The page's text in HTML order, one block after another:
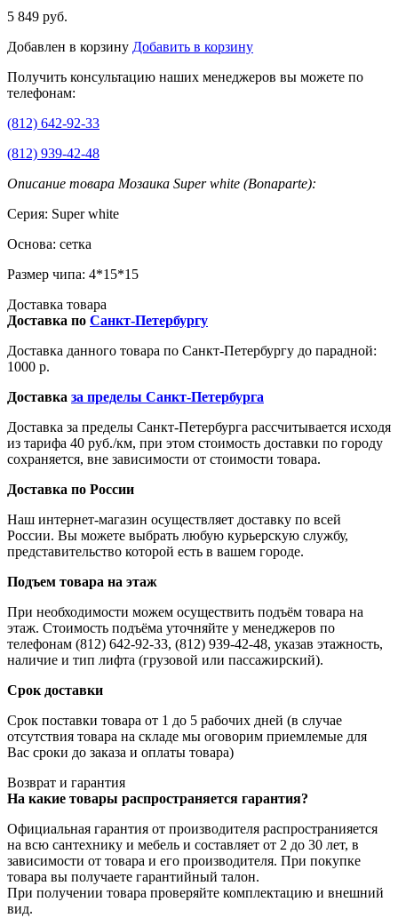
5 849 руб.
Добавлен в корзину Добавить в корзину
Получить консультацию наших менеджеров вы можете по
телефонам:
(812) 642-92-33
(812) 939-42-48
Описание товара Мозаика Super white (Bonaparte):
Серия: Super white
Основа: сетка
Размер чипа: 4*15*15
Доставка товара
Доставка по Санкт-Петербургу
Доставка данного товара по Санкт-Петербургу до парадной:
1000 р.
Доставка за пределы Санкт-Петербурга
Доставка за пределы Санкт-Петербурга рассчитывается исходя
из тарифа 40 руб./км, при этом стоимость доставки по городу
сохраняется, вне зависимости от стоимости товара.
Доставка по России
Наш интернет-магазин осуществляет доставку по всей
России. Вы можете выбрать любую курьерскую службу,
представительство которой есть в вашем городе.
Подъем товара на этаж
При необходимости можем осуществить подъём товара на
этаж. Стоимость подъёма уточняйте у менеджеров по
телефонам (812) 642-92-33, (812) 939-42-48, указав этажность,
наличие и тип лифта (грузовой или пассажирский).
Срок доставки
Срок поставки товара от 1 до 5 рабочих дней (в случае
отсутствия товара на складе мы оговорим приемлемые для
Вас сроки до заказа и оплаты товара)
Возврат и гарантия
На какие товары распространяется гарантия?
Официальная гарантия от производителя распространияется
на всю сантехнику и мебель и составляет от 2 до 30 лет, в
зависимости от товара и его производителя. При покупке
товара вы получаете гарантийный талон.
При получении товара проверяйте комплектацию и внешний
вид.